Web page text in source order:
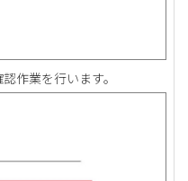
作業を行います。